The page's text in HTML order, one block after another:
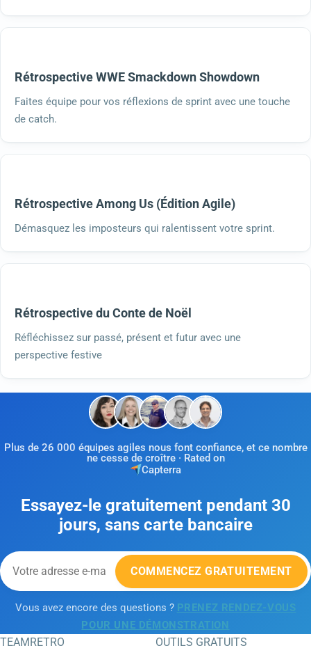
Rétrospective WWE Smackdown Showdown
Faites équipe pour vos réflexions de sprint avec une touche
de catch.
Rétrospective Among Us (Édition Agile)
Démasquez les imposteurs qui ralentissent votre sprint.
Rétrospective du Conte de Noël
Réfléchissez sur passé, présent et futur avec une
perspective festive
Plus de 26 000 équipes agiles nous font confiance, et ce nombre
ne cesse de croître · Rated on
Capterra
Essayez-le gratuitement pendant 30
jours, sans carte bancaire
COMMENCEZ GRATUITEMENT
Vous avez encore des questions ? PRENEZ RENDEZ-VOUS
POUR UNE DÉMONSTRATION
TEAMRETRO OUTILS GRATUITS